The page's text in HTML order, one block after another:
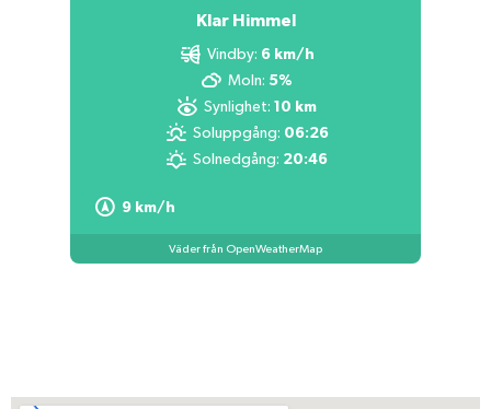
Klar Himmel
9 km/h
Vindby: 6 km/h
Moln: 5%
Synlighet: 10 km
Soluppgång: 06:26
Solnedgång: 20:46
Väder från OpenWeatherMap